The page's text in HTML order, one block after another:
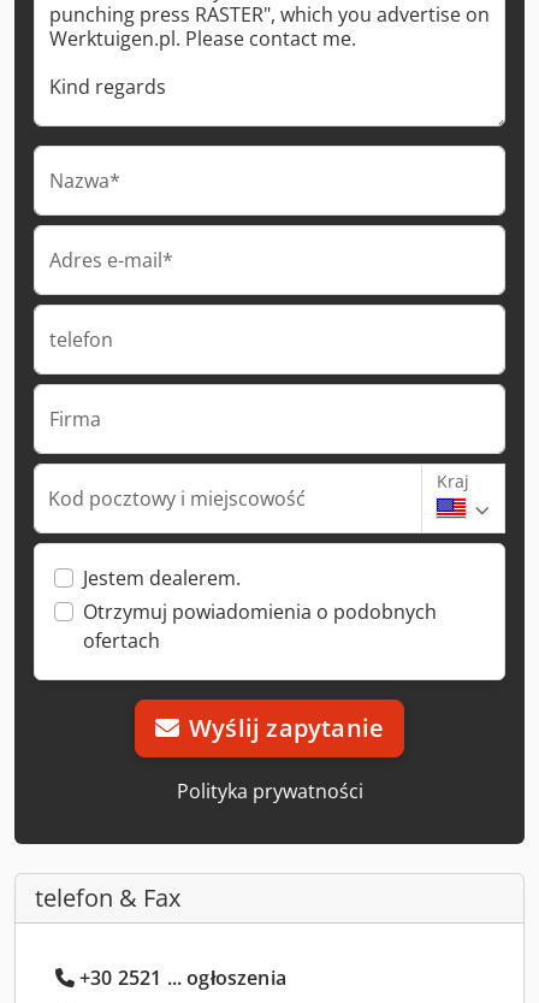
Nazwa*
Adres e-mail*
telefon
Firma
Kod pocztowy i miejscowość
Kraj
Jestem dealerem.
Otrzymuj powiadomienia o podobnych
ofertach
Wyślij zapytanie
Polityka prywatności
telefon & Fax
+30 2521 ... ogłoszenia